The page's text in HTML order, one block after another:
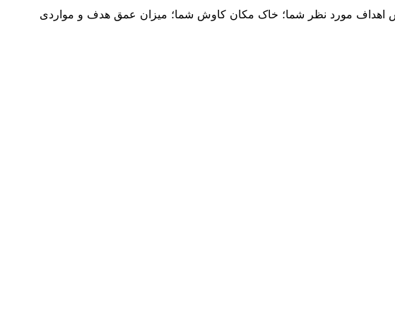
اهداف مورد نظر شما؛ خاک مکان کاوش شما؛ میزان عمق هدف و مواردی